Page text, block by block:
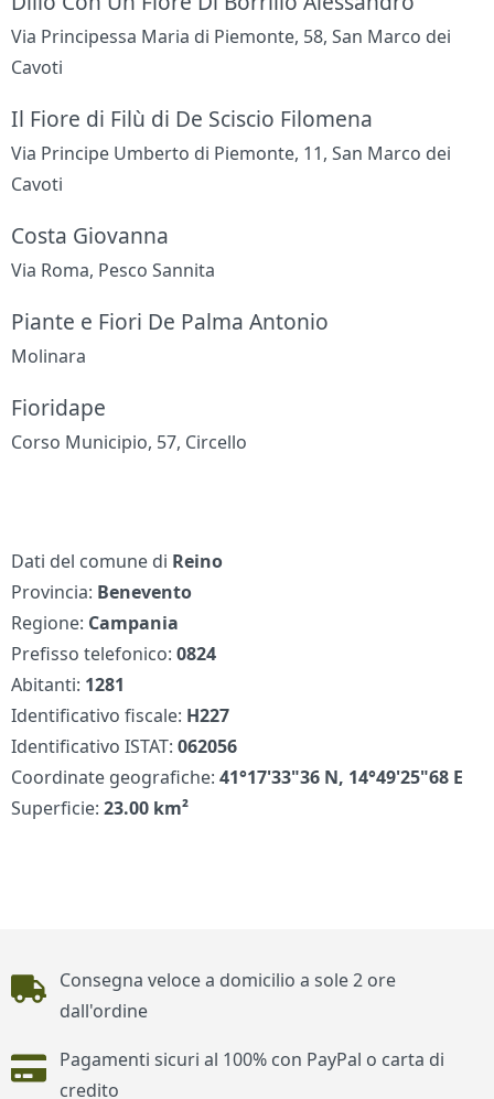
Via Principessa Maria di Piemonte, 58, San Marco dei
Cavoti
Il Fiore di Filù di De Sciscio Filomena
Via Principe Umberto di Piemonte, 11, San Marco dei
Cavoti
Costa Giovanna
Via Roma, Pesco Sannita
Piante e Fiori De Palma Antonio
Molinara
Fioridape
Corso Municipio, 57, Circello
Dati del comune di Reino
Provincia: Benevento
Regione: Campania
Prefisso telefonico:0824
Abitanti: 1281
Identificativo fiscale: H227
Identificativo ISTAT:062056
Coordinate geografiche:41°17'33"36 N, 14°49'25"68 E
Superficie:23.00 km²
Piè di pagina
Consegna veloce a domicilio a sole 2 ore
dall'ordine
Pagamenti sicuri al 100% con PayPal o carta di
credito